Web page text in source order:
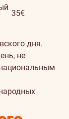
35€
дня.
не